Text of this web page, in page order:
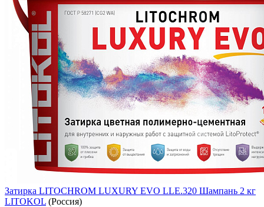
Затирка LITOCHROM LUXURY EVO LLE.320 Шампань 2 кг
LITOKOL (Россия)